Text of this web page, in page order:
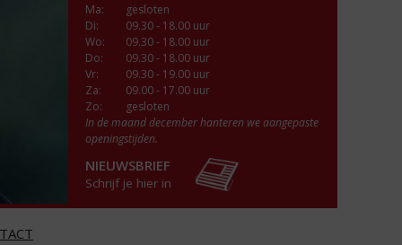
Ma:
gesloten
Di:
09.30 - 18.00 uur
Wo:
09.30 - 18.00 uur
Do:
09.30 - 18.00 uur
Vr:
09.30 - 19.00 uur
Za:
09.00 - 17.00 uur
Zo:
gesloten
In de maand december hanteren we aangepaste
openingstijden.
NIEUWSBRIEF
Schrijf je hier in